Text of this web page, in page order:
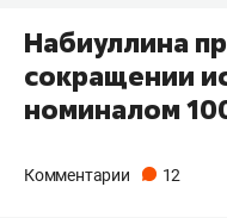
Набиуллина
сокращении
номиналом
Комментарии 12